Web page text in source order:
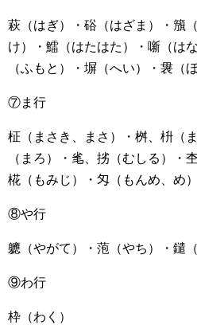
萩（はぎ）・硲（はざま）・籏
け）・鱩（はたはた）・噺（は
（ふもと）・塀（へい）・袰（ほ
⑦ま行
柾（まさき、まさ）・桝、枡（
（まろ）・毟、挘（むしる）・
椛（もみじ）・匁（もんめ、め）
⑧や行
軈（やがて）・萢（やち）・鑓
⑨わ行
枠（わく）